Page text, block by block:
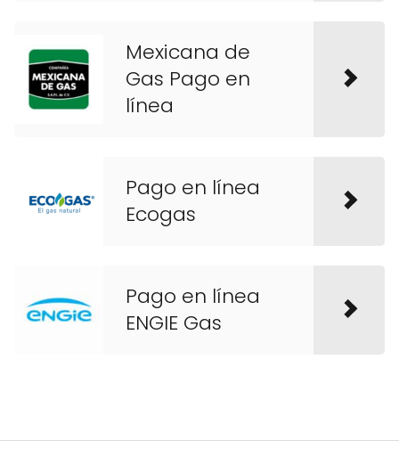
Mexicana de
Gas Pago en
línea
Pago en línea
Ecogas
Pago en línea
ENGIE Gas